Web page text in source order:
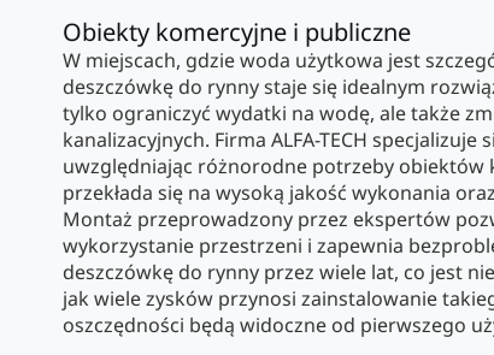
Obiekty komercyjne i publiczne
W miejscach, gdzie woda użytkowa jest
deszczówkę do rynny staje się idealnym
tylko ograniczyć wydatki na wodę, ale także
kanalizacyjnych. Firma ALFA-TECH specjalizuje
uwzględniając różnorodne potrzeby obiektów
przekłada się na wysoką jakość wykonania
Montaż przeprowadzony przez ekspertów
wykorzystanie przestrzeni i zapewnia
deszczówkę do rynny przez wiele lat, co jest
jak wiele zysków przynosi zainstalowanie
oszczędności będą widoczne od pierwszego